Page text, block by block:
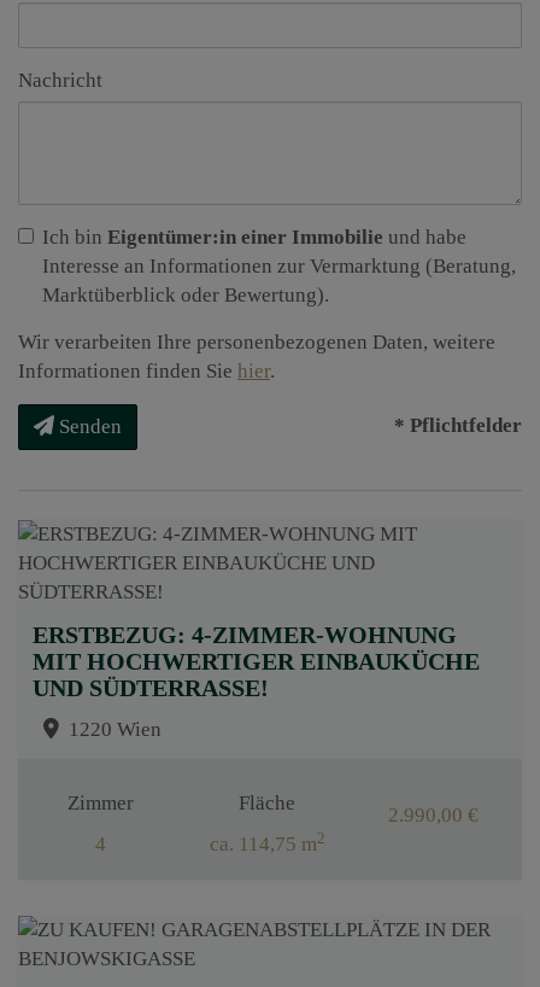
Nachricht
Ich bin Eigentümer:in einer Immobilie und habe
Interesse an Informationen zur Vermarktung (Beratung,
Marktüberblick oder Bewertung).
Wir verarbeiten Ihre personenbezogenen Daten, weitere
Informationen finden Sie hier.
Senden * Pflichtfelder
ERSTBEZUG: 4-ZIMMER-WOHNUNG
MIT HOCHWERTIGER EINBAUKÜCHE
UND SÜDTERRASSE!
1220 Wien
Zimmer
4
Fläche
ca. 114,75 m2
2.990,00 €